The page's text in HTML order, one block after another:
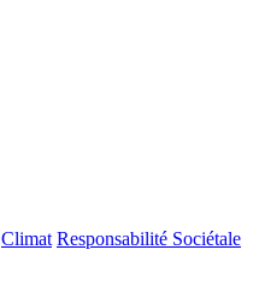
Climat Responsabilité Sociétale